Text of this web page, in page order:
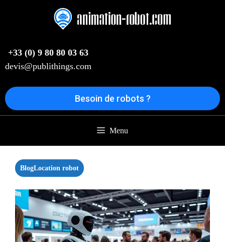
+33 (0) 9 80 80 03 63
devis@publithings.com
Besoin de robots ?
Menu
BlogLocation robot